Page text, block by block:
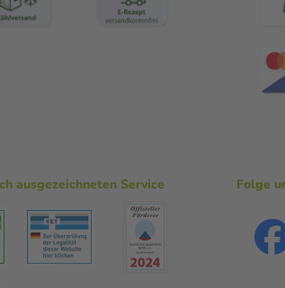
ausgezeichneten Service Folge